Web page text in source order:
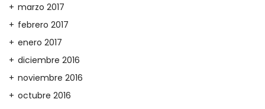
marzo 2017
febrero 2017
enero 2017
diciembre 2016
noviembre 2016
octubre 2016